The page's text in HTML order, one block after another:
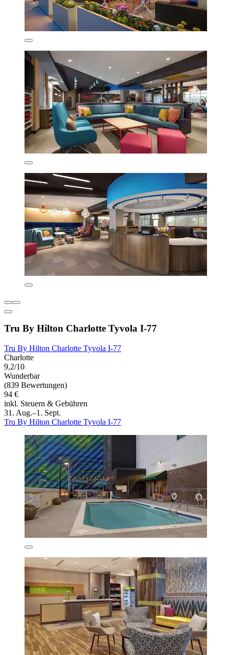
Tru By Hilton Charlotte Tyvola I-77
Tru By Hilton Charlotte Tyvola I-77
Charlotte
9,2/10
Wunderbar
(839 Bewertungen)
94 €
inkl. Steuern & Gebühren
31. Aug.–1. Sept.
Tru By Hilton Charlotte Tyvola I-77